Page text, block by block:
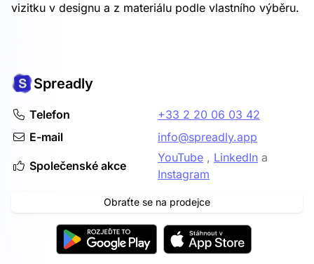
vizitku v designu a z materiálu podle vlastního výběru.
Spreadly
Telefon
+33 2 20 06 03 42
E-mail
info@spreadly.app
Společenské akce
YouTube , LinkedIn a
Instagram
Obraťte se na prodejce